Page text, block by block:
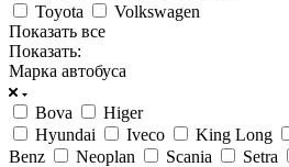
Toyota
Volkswagen
Показать все
Показать:
Марка автобуса
Bova
Higer
Hyundai
Iveco King Long
Benz
Neoplan Scania Setra